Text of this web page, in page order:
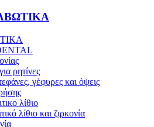
ρητίνες
γέφυρες και όψεις
λίθιο
λίθιο και ζιρκονία